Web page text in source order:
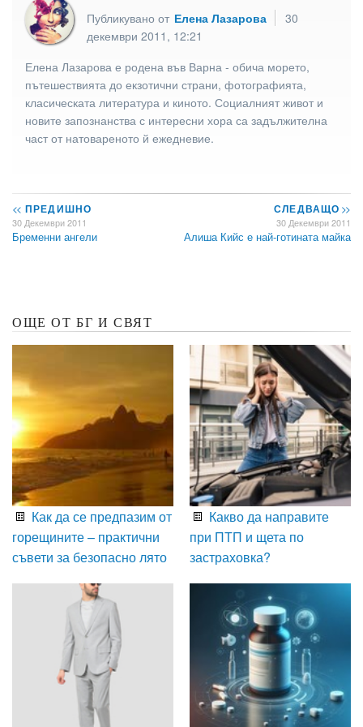
Публикувано от Елена Лазарова
30
декември 2011, 12:21
Елена Лазарова е родена във Варна - обича морето,
пътешествията до екзотични страни, фотографията,
класическата литература и киното. Социалният живот и
новите запознанства с интересни хора са задължителна
част от натовареното й ежедневие.
<< ПРЕДИШНО
30 Декември 2011
Бременни ангели
СЛЕДВАЩО>>
30 Декември 2011
Алиша Кийс е най-готината майка
ОЩЕ ОТ БГ И СВЯТ
Как да се предпазим от
горещините – практични
съвети за безопасно лято
Какво да направите
при ПТП и щета по
застраховка?